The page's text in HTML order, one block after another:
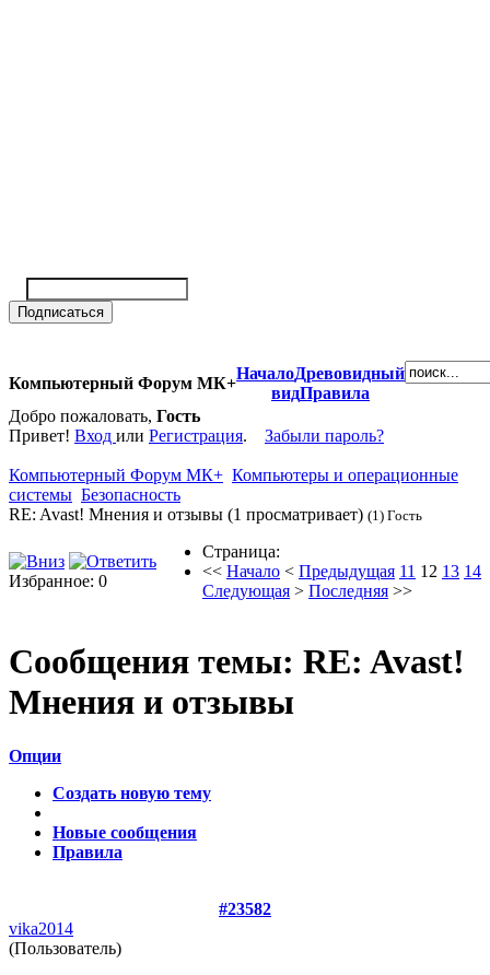
Компьютерный Форум МК+
НачалоДревовидный
видПравила
Добро пожаловать, Гость
Привет! Вход или Регистрация. Забыли пароль?
Компьютерный Форум МК+ Компьютеры и операционные
системы Безопасность
RE: Avast! Мнения и отзывы (1 просматривает) (1) Гость
Избранное: 0
Страница:
<< Начало < Предыдущая 11 12 13 14
Следующая > Последняя >>
Сообщения темы: RE: Avast!
Мнения и отзывы
Опции
Создать новую тему
Новые сообщения
Правила
#23582
vika2014
(Пользователь)